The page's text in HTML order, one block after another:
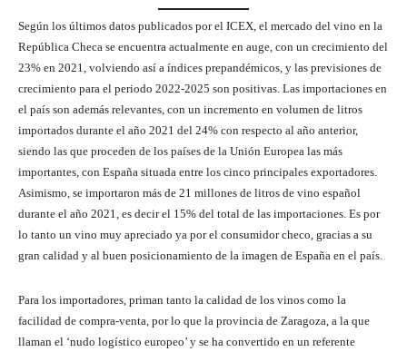
Según los últimos datos publicados por el ICEX, el mercado del vino en la
República Checa se encuentra actualmente en auge, con un crecimiento del
23% en 2021, volviendo así a índices prepandémicos, y las previsiones de
crecimiento para el periodo 2022-2025 son positivas. Las importaciones en
el país son además relevantes, con un incremento en volumen de litros
importados durante el año 2021 del 24% con respecto al año anterior,
siendo las que proceden de los países de la Unión Europea las más
importantes, con España situada entre los cinco principales exportadores.
Asimismo, se importaron más de 21 millones de litros de vino español
durante el año 2021, es decir el 15% del total de las importaciones. Es por
lo tanto un vino muy apreciado ya por el consumidor checo, gracias a su
gran calidad y al buen posicionamiento de la imagen de España en el país.
Para los importadores, priman tanto la calidad de los vinos como la
facilidad de compra-venta, por lo que la provincia de Zaragoza, a la que
llaman el ‘nudo logístico europeo’ y se ha convertido en un referente